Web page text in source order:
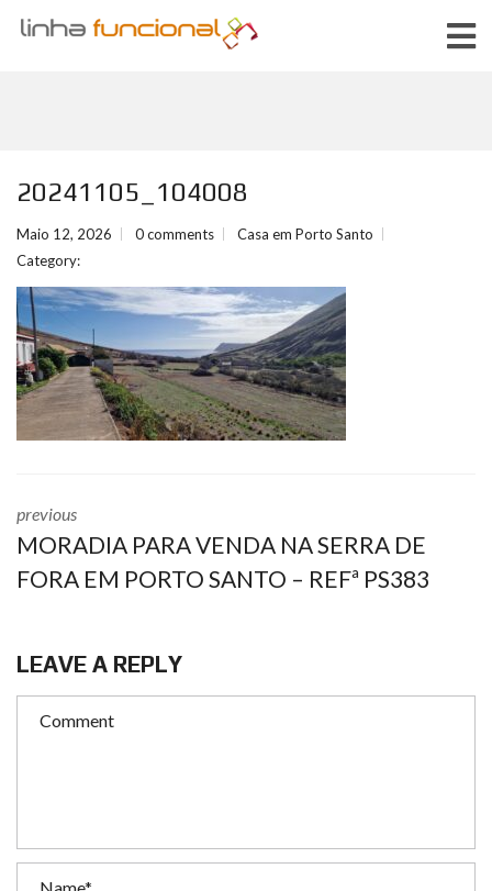
20241105_104008
Maio 12, 2026 0 comments
Casa em Porto Santo
Category:
previous
MORADIA PARA VENDA NA SERRA DE
FORA EM PORTO SANTO – REFª PS383
LEAVE A REPLY